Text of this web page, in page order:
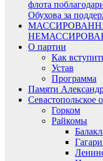
флота
Обухова за
О партии
Как
Устав
Программа
Памяти
Севастопольское
Горком
Райкомы